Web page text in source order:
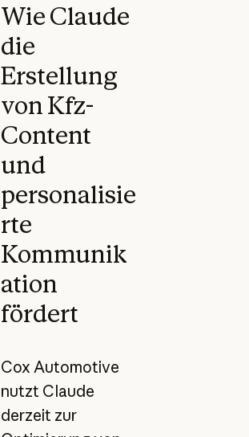
Wie Claude
die
Erstellung
von Kfz-
Content
und
personalisie
rte
Kommunik
ation
fördert
Cox Automotive
nutzt Claude
derzeit zur